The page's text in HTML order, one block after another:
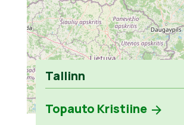
Leaflet
Tallinn
Topauto Kristiine